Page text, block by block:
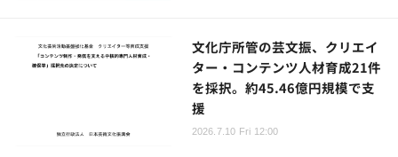
文化庁所管の芸文振、クリエイ
ター・コンテンツ人材育成21件
を採択。約45.46億円規模で支
援
2026.7.10 Fri 12:00